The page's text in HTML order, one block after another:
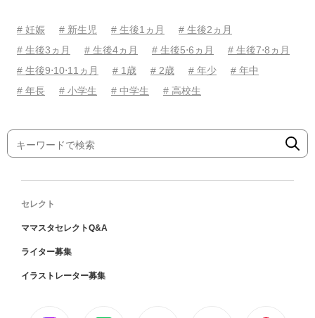
# 妊娠 # 新生児 # 生後1ヵ月
# 生後2ヵ月
# 生後3ヵ月
# 生後4ヵ月 # 生後5⋅6ヵ月
# 生後7⋅8ヵ月
# 生後9⋅10⋅11ヵ月
# 1歳 # 2歳 # 年少
# 年中
# 年長
# 小学生 # 中学生 # 高校生
セレクト
ママスタセレクトQ&A
ライター募集
イラストレーター募集